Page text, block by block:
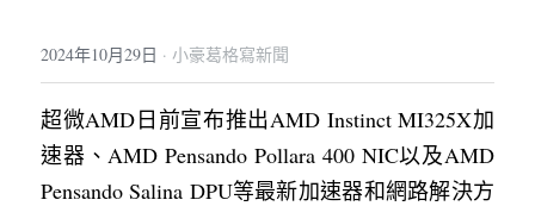
2024年10月29日 · 小豪葛格寫新聞
超微AMD日前宣布推出AMD Instinct MI325X加
速器、AMD Pensando Pollara 400 NIC以及AMD
Pensando Salina DPU等最新加速器和網路解決方